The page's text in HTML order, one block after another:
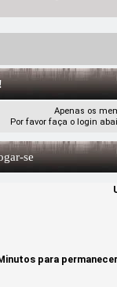
Apenas os
Por favor faça o login
se
para